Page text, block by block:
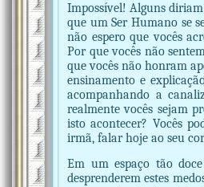
Impossível! Alguns
que um Ser Humano se
não espero que vocês
Por que vocês não
que vocês não honram
ensinamento e
acompanhando a
realmente vocês sejam
isto acontecer? Vocês
irmã, falar hoje ao seu
Em um espaço tão
desprenderem estes